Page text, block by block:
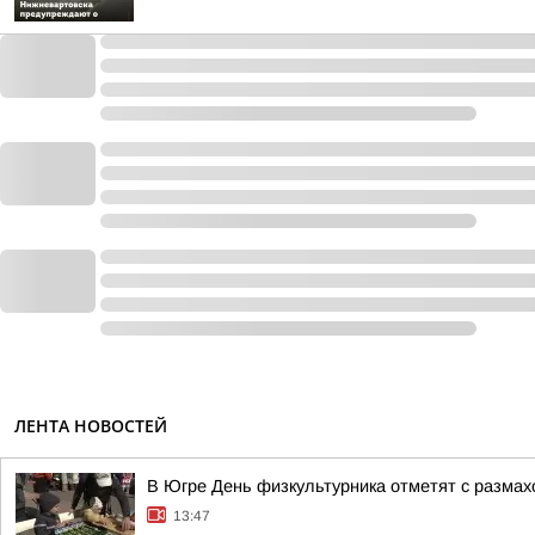
ЛЕНТА НОВОСТЕЙ
В Югре День физкультурника отметят с
13:47